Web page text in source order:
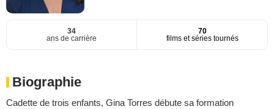
34
ans de carrière
70
films et séries tournés
Biographie
Cadette de trois enfants, Gina Torres débute sa formation